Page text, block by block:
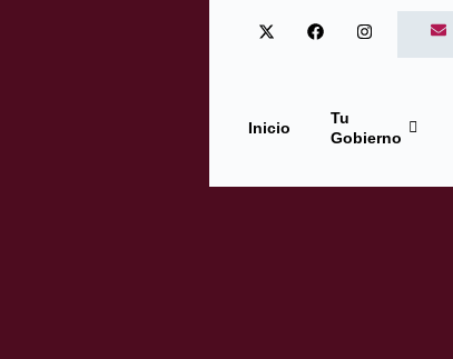
Inicio
Tu
Gobierno